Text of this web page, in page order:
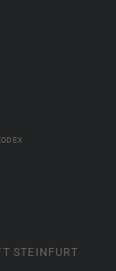
STEINFURT